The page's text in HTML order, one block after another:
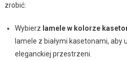
zrobić:
Wybierz lamele w kolorze
lamele z białymi kasetonami, aby
eleganckiej przestrzeni.